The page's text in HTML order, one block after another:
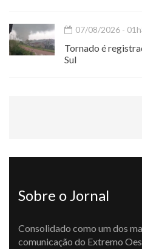
07/08/2026 -
Tornado é
Sul
Sobre o Jornal
Consolidado como um dos
comunicação do Extremo